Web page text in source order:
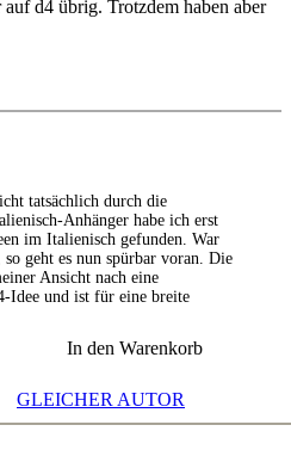
d4 übrig. Trotzdem haben aber
tatsächlich durch die
Anhänger habe ich erst
im Italienisch gefunden. War
geht es nun spürbar voran. Die
Ansicht nach eine
Idee und ist für eine breite
In den Warenkorb
GLEICHER AUTOR